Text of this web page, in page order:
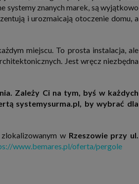
systemy znanych marek, są wyjątkowo
i urozmaicają otoczenie domu, a
miejscu. To prosta instalacja, ale
Jest wręcz niezbędna
Zależy Ci na tym, byś w każdych
systemysurma.pl, by wybrać dla
zlokalizowanym w Rzeszowie przy ul.
www.bemares.pl/oferta/pergole